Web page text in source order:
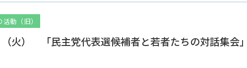
動（旧）
火） 「民主党代表選候補者と若者たちの対話集会